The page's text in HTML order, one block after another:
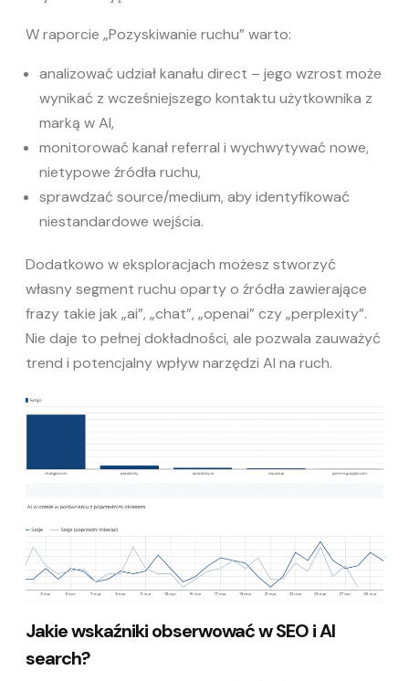
W raporcie „Pozyskiwanie ruchu” warto:
analizować udział kanału direct – jego wzrost może
wynikać z wcześniejszego kontaktu użytkownika z
marką w AI,
monitorować kanał referral i wychwytywać nowe,
nietypowe źródła ruchu,
sprawdzać source/medium, aby identyfikować
niestandardowe wejścia.
Dodatkowo w eksploracjach możesz stworzyć
własny segment ruchu oparty o źródła zawierające
frazy takie jak „ai”, „chat”, „openai” czy „perplexity”.
Nie daje to pełnej dokładności, ale pozwala zauważyć
trend i potencjalny wpływ narzędzi AI na ruch.
Jakie wskaźniki obserwować w SEO i AI
search?